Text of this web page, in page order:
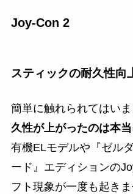
Joy-Con 2
スティックの耐久性向
簡単に触れられてはいま
久性が上がったのは本
有機ELモデルや『ゼル
ード』エディションの
フト現象が一度も起き